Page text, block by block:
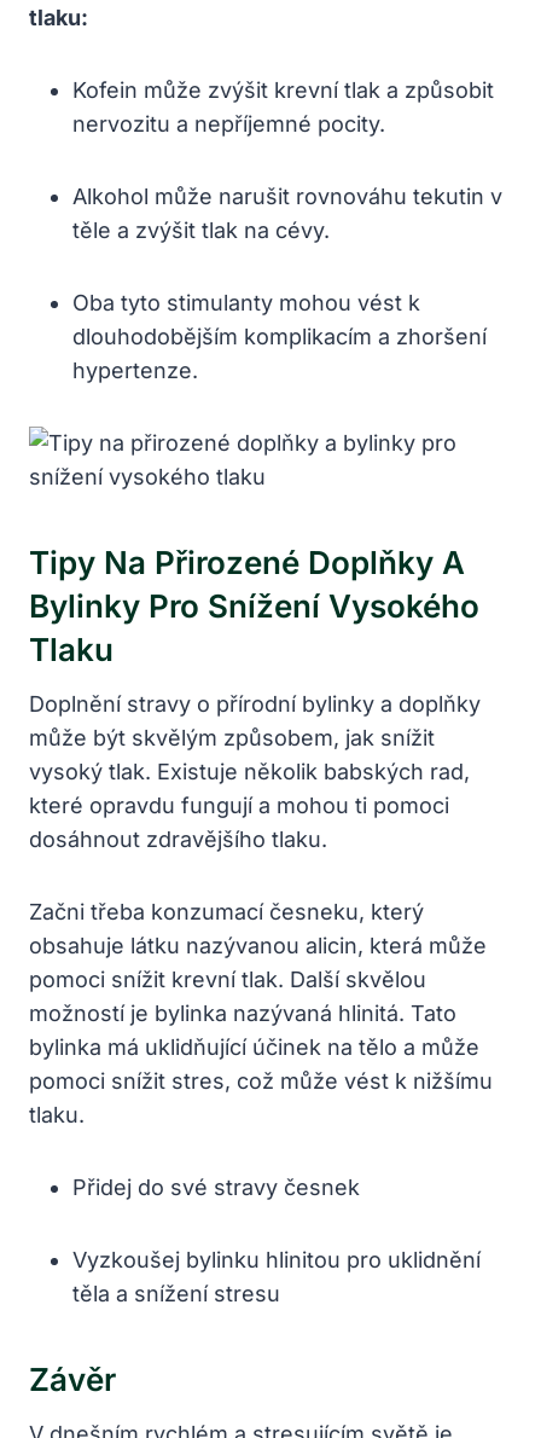
tlaku:
Kofein může zvýšit krevní tlak a způsobit
nervozitu a nepříjemné pocity.
Alkohol může narušit rovnováhu tekutin v
těle a zvýšit tlak na cévy.
Oba tyto stimulanty mohou vést k
dlouhodobějším komplikacím a zhoršení
hypertenze.
Tipy Na Přirozené Doplňky A
Bylinky Pro Snížení Vysokého
Tlaku
Doplnění stravy o přírodní bylinky a doplňky
může být skvělým způsobem, jak snížit
vysoký tlak. Existuje několik babských rad,
které opravdu fungují a mohou ti pomoci
dosáhnout zdravějšího tlaku.
Začni třeba konzumací česneku, který
obsahuje látku nazývanou alicin, která může
pomoci snížit krevní tlak. Další skvělou
možností je bylinka nazývaná hlinitá. Tato
bylinka má uklidňující účinek na tělo a může
pomoci snížit stres, což může vést k nižšímu
tlaku.
Přidej do své stravy česnek
Vyzkoušej bylinku hlinitou pro uklidnění
těla a snížení stresu
Závěr